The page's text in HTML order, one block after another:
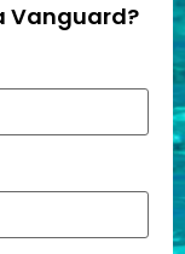
Vanguard?